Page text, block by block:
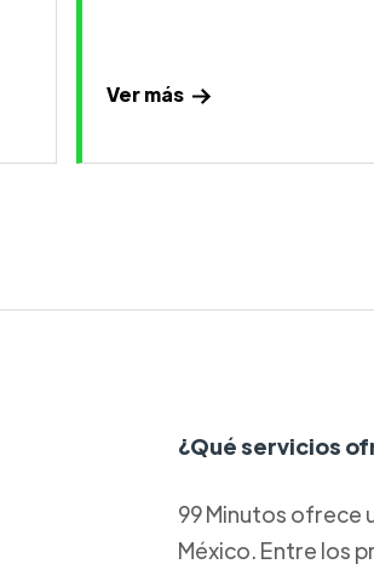
Ver más
¿Qué servicios
99 Minutos ofrece
México. Entre los